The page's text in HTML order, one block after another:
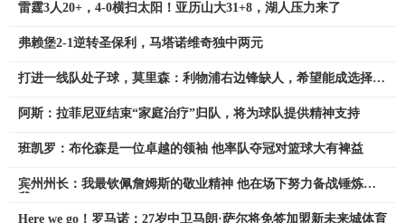
雷霆3人20+，4-0横扫太阳！亚历山大31+8，湖人压力来了
弗赖堡2-1逆转圣保利，马塔诺维奇独中两元
打进一线队处子球，莫里森：利物浦右边锋缺人，希望能成选择之
阿斯：拉菲尼亚结束“家庭治疗”归队，将为球队提供精神支持
班凯罗：布伦森是一位卓越的领袖 他率队夺冠对篮球大有裨益
宾州州长：我最钦佩詹姆斯的敬业精神 他在场下努力备战锤炼自
Here we go！罗马诺：27岁中卫马朗·萨尔将免签加盟新未来城体育